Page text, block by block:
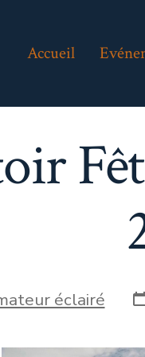
Accueil
éclairé